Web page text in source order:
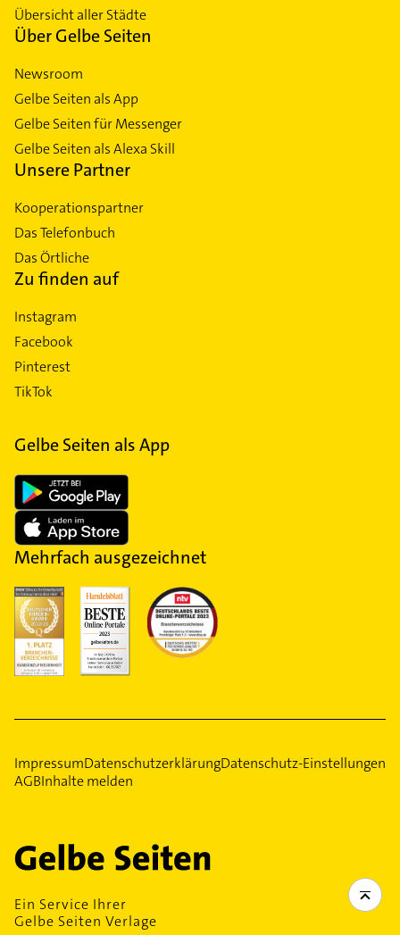
Übersicht aller Städte
Über Gelbe Seiten
Newsroom
Gelbe Seiten als App
Gelbe Seiten für Messenger
Gelbe Seiten als Alexa Skill
Unsere Partner
Kooperationspartner
Das Telefonbuch
Das Örtliche
Zu finden auf
Instagram
Facebook
Pinterest
TikTok
Gelbe Seiten als App
Mehrfach ausgezeichnet
ImpressumDatenschutzerklärungDatenschutz-Einstellungen
AGBInhalte melden
Ein Service Ihrer
Gelbe Seiten Verlage